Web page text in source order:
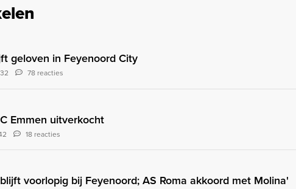
geloven in Feyenoord City
78 reacties
Emmen uitverkocht
18 reacties
voorlopig bij Feyenoord; AS Roma akkoord met Molina'